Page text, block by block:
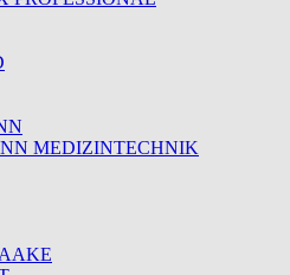
MEDIZINTECHNIK